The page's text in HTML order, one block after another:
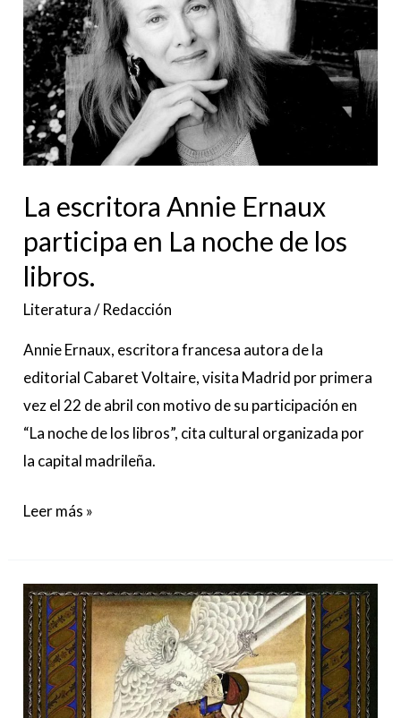
La escritora Annie Ernaux
participa en La noche de los
libros.
Literatura/Redacción
Annie Ernaux, escritora francesa autora de la
editorial Cabaret Voltaire, visita Madrid por primera
vez el 22 de abril con motivo de su participación en
“La noche de los libros”, cita cultural organizada por
la capital madrileña.
Ernaux
participa
en
La
noche
de
libros.
Leer más »
Las
mil
y
una
noches: